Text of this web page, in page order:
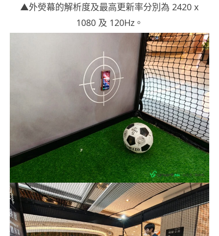
▲外熒幕的解析度及最高更新率分別為 2420 x
1080 及 120Hz。